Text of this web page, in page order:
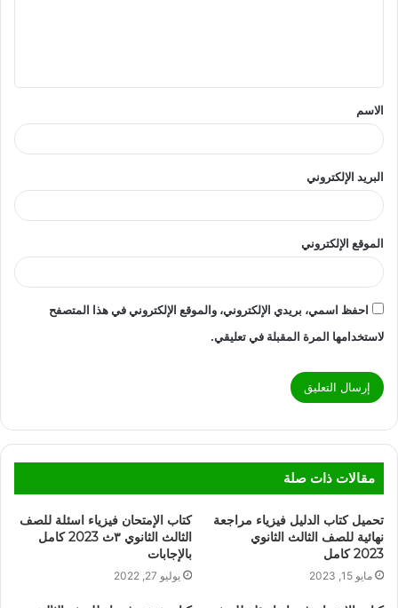
الاسم
البريد الإلكتروني
الموقع الإلكتروني
احفظ اسمي، بريدي الإلكتروني، والموقع الإلكتروني في هذا المتصفح
لاستخدامها المرة المقبلة في تعليقي.
مقالات ذات صلة
تحميل كتاب الدليل فيزياء مراجعة
نهائية للصف الثالث الثانوي
2023 كامل
مايو 15, 2023
كتاب الإمتحان فيزياء اسئلة للصف
الثالث الثانوي ٣ث 2023 كامل
بالإجابات
يوليو 27, 2022